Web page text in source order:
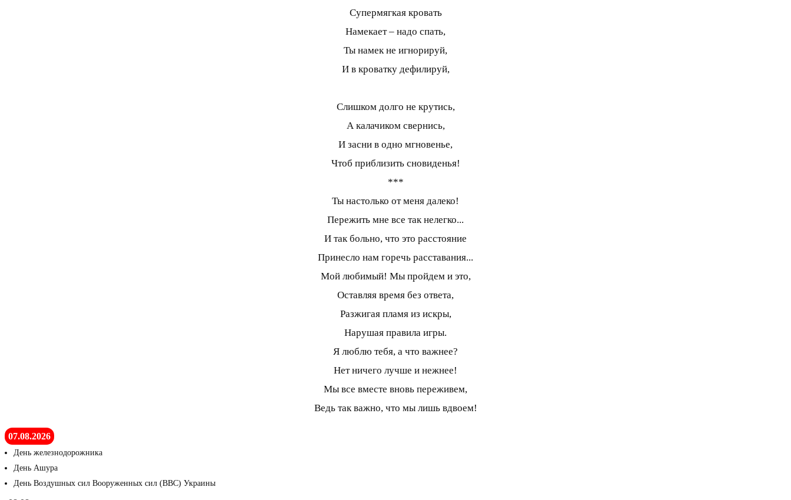
Супермягкая кровать
Намекает – надо спать,
Ты намек не игнорируй,
И в кроватку дефилируй,
Слишком долго не крутись,
А калачиком свернись,
И засни в одно мгновенье,
Чтоб приблизить сновиденья!
***
Ты настолько от меня далеко!
Пережить мне все так нелегко...
И так больно, что это расстояние
Принесло нам горечь расставания...
Мой любимый! Мы пройдем и это,
Оставляя время без ответа,
Разжигая пламя из искры,
Нарушая правила игры.
Я люблю тебя, а что важнее?
Нет ничего лучше и нежнее!
Мы все вместе вновь переживем,
Ведь так важно, что мы лишь вдвоем!
07.08.2026
День железнодорожника
День Ашура
День Воздушных сил Вооруженных сил (ВВС) Украины